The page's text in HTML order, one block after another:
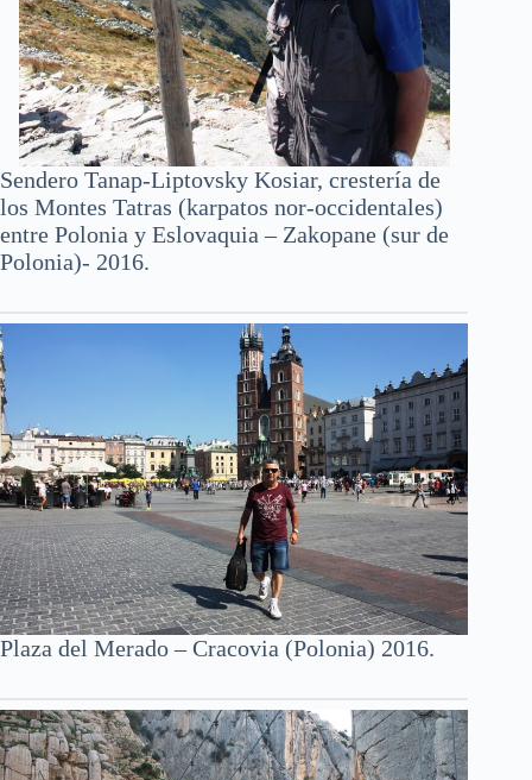
Sendero Tanap-Liptovsky Kosiar, crestería de
los Montes Tatras (karpatos nor-occidentales)
entre Polonia y Eslovaquia – Zakopane (sur de
Polonia)- 2016.
Plaza del Merado – Cracovia (Polonia) 2016.